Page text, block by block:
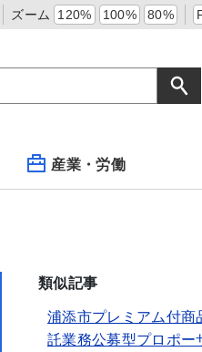
ズーム 120% 100% 80%
産業・労働
類似記事
浦添市プレミアム付商
託業務公募型プロポー